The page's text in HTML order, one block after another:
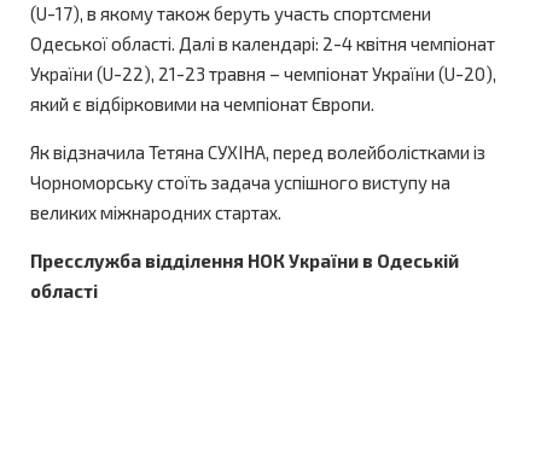
(U-17), в якому також беруть участь спортсмени
Одеської області. Далі в календарі: 2-4 квітня чемпіонат
України (U-22), 21-23 травня – чемпіонат України (U-20),
який є відбірковими на чемпіонат Європи.
Як відзначила Тетяна СУХІНА, перед волейболістками із
Чорноморську стоїть задача успішного виступу на
великих міжнародних стартах.
Пресслужба відділення НОК України в Одеській
області